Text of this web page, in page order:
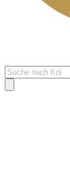
Products
search